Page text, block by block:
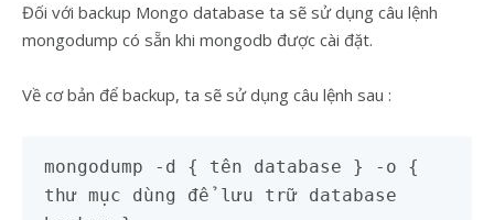
Đối với backup Mongo database ta sẽ sử dụng câu lệnh
mongodump có sẵn khi mongodb được cài đặt.
Về cơ bản để backup, ta sẽ sử dụng câu lệnh sau :
mongodump -d { tên database } -o {
thư mục dùng để lưu trữ database